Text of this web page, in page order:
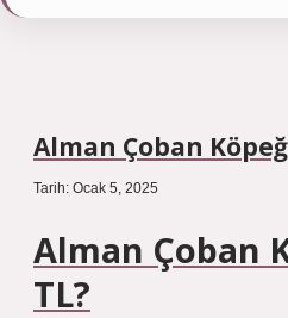
Alman Çoban
Tarih: Ocak 5, 2025
Alman Çoban
TL?